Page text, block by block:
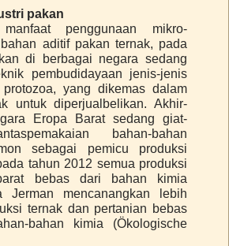
pakan
penggunaan mikro-
aditif pakan ternak, pada
di berbagai negara sedang
pembudidayaan jenis-jenis
yang dikemas dalam
untuk diperjualbelikan. Akhir-
Eropa Barat sedang giat-
bahan-bahan
sebagai pemicu produksi
tahun 2012 semua produksi
bebas dari bahan kimia
Jerman mencanangkan lebih
ternak dan pertanian bebas
bahan kimia (Ökologische